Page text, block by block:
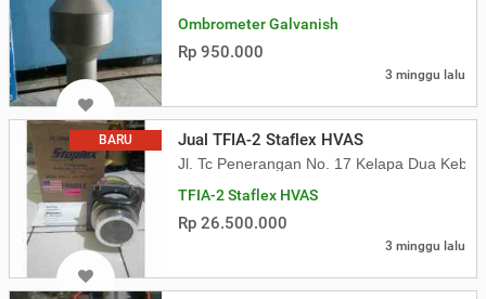
Ombrometer Galvanish
Rp 950.000
3 minggu lalu
BARU Jual TFIA-2 Staflex HVAS
Jl. Tc Penerangan No. 17 Kelapa Dua
TFIA-2 Staflex HVAS
Rp 26.500.000
3 minggu lalu